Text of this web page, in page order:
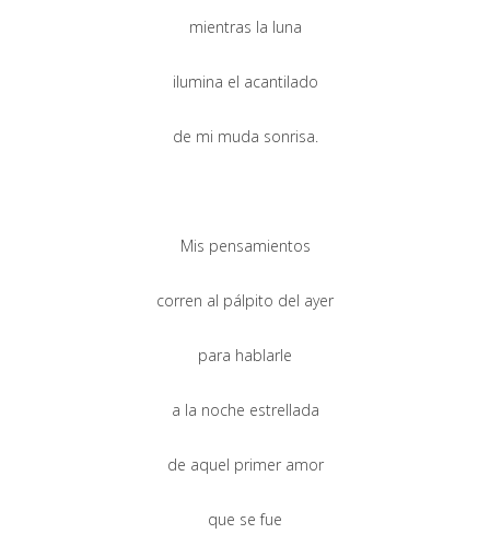
mientras la luna
ilumina el acantilado
de mi muda sonrisa.
Mis pensamientos
corren al pálpito del ayer
para hablarle
a la noche estrellada
de aquel primer amor
que se fue